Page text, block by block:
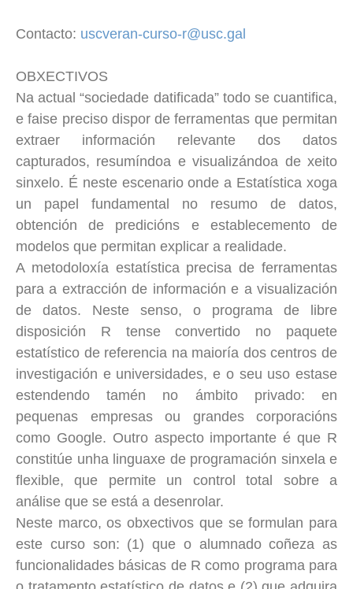
Contacto: uscveran-curso-r@usc.gal
OBXECTIVOS
Na actual “sociedade datificada” todo se cuantifica,
e faise preciso dispor de ferramentas que permitan
extraer información relevante dos datos
capturados, resumíndoa e visualizándoa de xeito
sinxelo. É neste escenario onde a Estatística xoga
un papel fundamental no resumo de datos,
obtención de predicións e establecemento de
modelos que permitan explicar a realidade.
A metodoloxía estatística precisa de ferramentas
para a extracción de información e a visualización
de datos. Neste senso, o programa de libre
disposición R tense convertido no paquete
estatístico de referencia na maioría dos centros de
investigación e universidades, e o seu uso estase
estendendo tamén no ámbito privado: en
pequenas empresas ou grandes corporacións
como Google. Outro aspecto importante é que R
constitúe unha linguaxe de programación sinxela e
flexible, que permite un control total sobre a
análise que se está a desenrolar.
Neste marco, os obxectivos que se formulan para
este curso son: (1) que o alumnado coñeza as
funcionalidades básicas de R como programa para